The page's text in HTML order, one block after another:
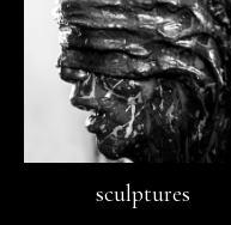
sculptures